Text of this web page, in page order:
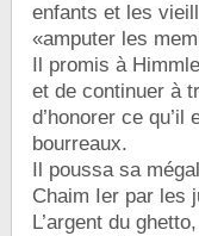
enfants et les
«amputer les
Il promis à
et de continuer à
d’honorer ce
bourreaux.
Il poussa sa
Chaim Ier par les
L’argent du